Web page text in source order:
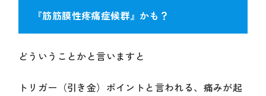
『筋筋膜性疼痛症候群』かも？
どういうことかと言いますと
トリガー（引き金）ポイントと言われる、痛みが起